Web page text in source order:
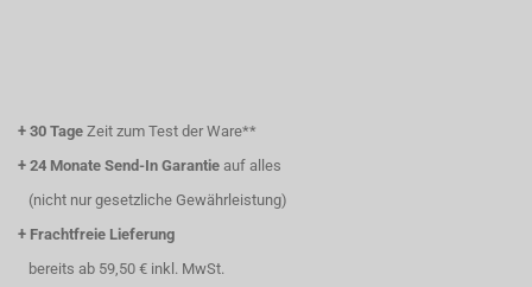
+ 30 Tage Zeit zum Test der Ware**
+ 24 Monate Send-In Garantie auf alles
(nicht nur gesetzliche Gewährleistung)
+ Frachtfreie Lieferung
bereits ab 59,50 € inkl. MwSt.